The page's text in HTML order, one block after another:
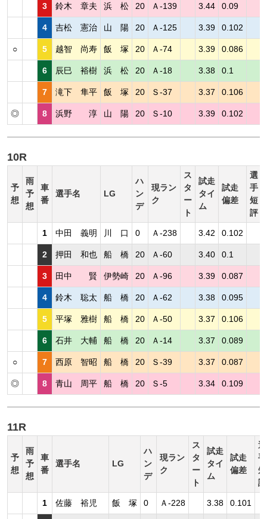
3 鈴木 章夫 浜 松 20 Ａ-139 3.44 0.09
4 吉松 憲治 山 陽 20 Ａ-125 3.39 0.102
○ 5 越智 尚寿 飯 塚 20 Ａ-74 3.39 0.086
6 辰巳 裕樹 浜 松 20 Ａ-18 3.38 0.1
7 滝下 隼平 飯 塚 20 Ｓ-37 3.37 0.106
◎ 8 浜野 淳 山 陽 20 Ｓ-10 3.39 0.102
10R
予
想
雨
予
想
車
番
選手名 LG
ハ
ン
デ
現ラン
ク
ス
タ
ー
ト
試走
タイ
ム
試走
偏差
選
手
短
評
1 中田 義明 川 口 0 Ａ-238 3.42 0.102
2 押田 和也 船 橋 20 Ａ-60 3.40 0.1
3 田中 賢 伊勢崎 20 Ａ-96 3.39 0.087
4 鈴木 聡太 船 橋 20 Ａ-62 3.38 0.095
5 平塚 雅樹 船 橋 20 Ａ-50 3.37 0.106
6 石井 大輔 船 橋 20 Ａ-14 3.37 0.089
○ 7 西原 智昭 船 橋 20 Ｓ-39 3.37 0.087
◎ 8 青山 周平 船 橋 20 Ｓ-5 3.34 0.109
11R
予
想
雨
予
想
車
番
選手名 LG
ハ
ン
デ
現ラン
ク
ス
タ
ー
ト
試走
タイ
ム
試走
偏差
選
手
短
評
1 佐藤 裕児 飯 塚 0 Ａ-228 3.38 0.101